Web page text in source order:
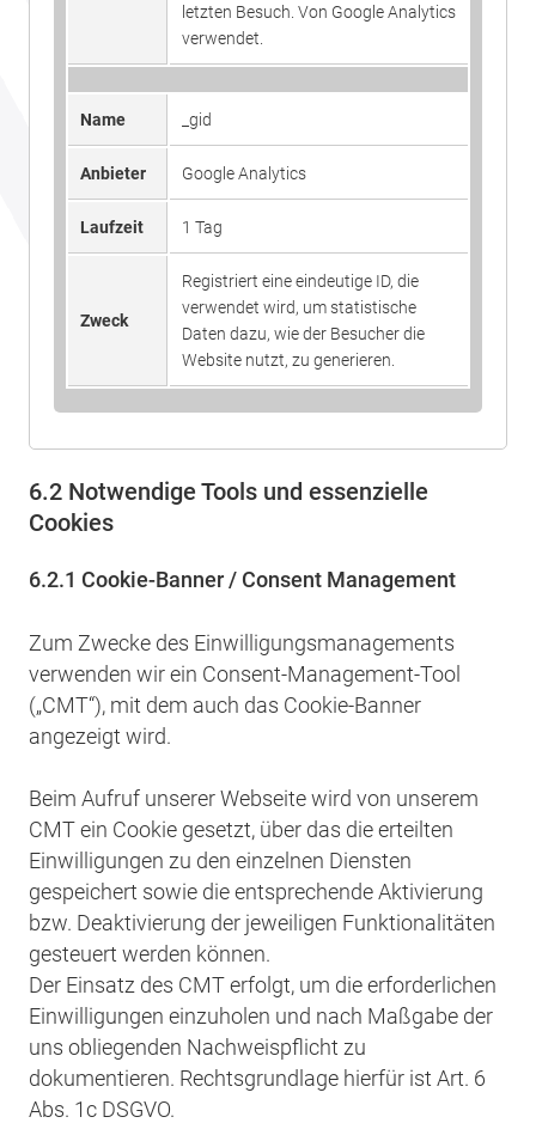
letzten Besuch. Von Google Analytics
verwendet.
Name _gid
Anbieter Google Analytics
Laufzeit 1 Tag
Zweck
Registriert eine eindeutige ID, die
verwendet wird, um statistische
Daten dazu, wie der Besucher die
Website nutzt, zu generieren.
6.2 Notwendige Tools und essenzielle
Cookies
6.2.1 Cookie-Banner / Consent Management
Zum Zwecke des Einwilligungsmanagements
verwenden wir ein Consent-Management-Tool
(„CMT“), mit dem auch das Cookie-Banner
angezeigt wird.
Beim Aufruf unserer Webseite wird von unserem
CMT ein Cookie gesetzt, über das die erteilten
Einwilligungen zu den einzelnen Diensten
gespeichert sowie die entsprechende Aktivierung
bzw. Deaktivierung der jeweiligen Funktionalitäten
gesteuert werden können.
Der Einsatz des CMT erfolgt, um die erforderlichen
Einwilligungen einzuholen und nach Maßgabe der
uns obliegenden Nachweispflicht zu
dokumentieren. Rechtsgrundlage hierfür ist Art. 6
Abs. 1c DSGVO.